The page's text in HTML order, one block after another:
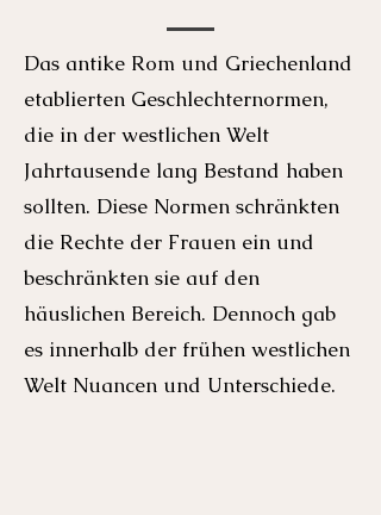
Das antike Rom und Griechenland
etablierten Geschlechternormen,
die in der westlichen Welt
Jahrtausende lang Bestand haben
sollten. Diese Normen schränkten
die Rechte der Frauen ein und
beschränkten sie auf den
häuslichen Bereich. Dennoch gab
es innerhalb der frühen westlichen
Welt Nuancen und Unterschiede.